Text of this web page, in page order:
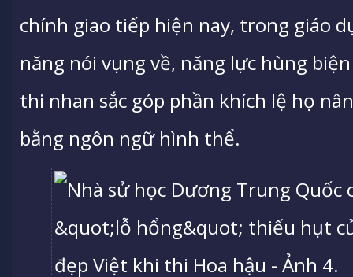
chính giao tiếp hiện nay, trong giáo
năng nói vụng về, năng lực hùng
thi nhan sắc góp phần khích lệ họ
bằng ngôn ngữ hình thể.